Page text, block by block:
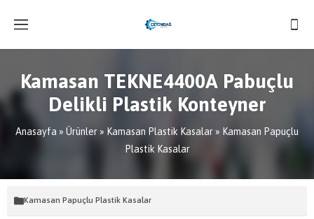
Kamasan TEKNE4400A Pabuçlu
Delikli Plastik Konteyner
Anasayfa » Ürünler» Kamasan Plastik Kasalar » Kamasan Papuçlu
Plastik Kasalar
Kamasan Papuçlu Plastik Kasalar